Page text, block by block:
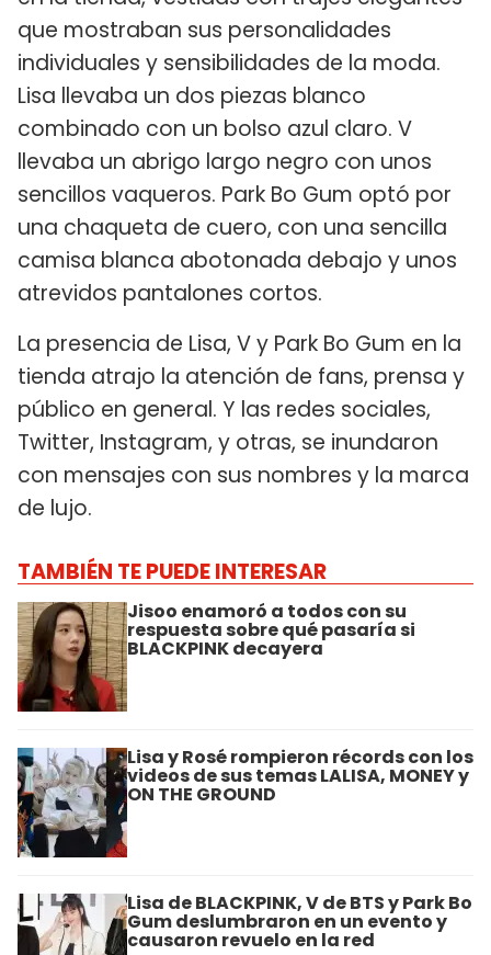
que mostraban sus personalidades
individuales y sensibilidades de la moda.
Lisa llevaba un dos piezas blanco
combinado con un bolso azul claro. V
llevaba un abrigo largo negro con unos
sencillos vaqueros. Park Bo Gum optó por
una chaqueta de cuero, con una sencilla
camisa blanca abotonada debajo y unos
atrevidos pantalones cortos.
La presencia de Lisa, V y Park Bo Gum en la
tienda atrajo la atención de fans, prensa y
público en general. Y las redes sociales,
Twitter, Instagram, y otras, se inundaron
con mensajes con sus nombres y la marca
de lujo.
TAMBIÉN TE PUEDE INTERESAR
Jisoo enamoró a todos con su
respuesta sobre qué pasaría si
BLACKPINK decayera
Lisa y Rosé rompieron récords con los
videos de sus temas LALISA, MONEY y
ON THE GROUND
Lisa de BLACKPINK, V de BTS y Park Bo
Gum deslumbraron en un evento y
causaron revuelo en la red